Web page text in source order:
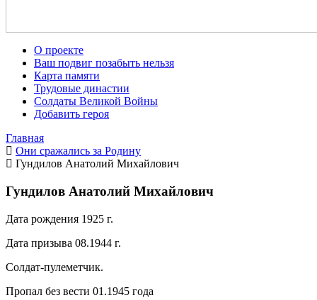
О проекте
Ваш подвиг позабыть нельзя
Карта памяти
Трудовые династии
Солдаты Великой Войны
Добавить героя
Главная
Они сражались за Родину
Гундилов Анатолий Михайлович
Гундилов Анатолий Михайлович
Дата рождения 1925 г.
Дата призыва 08.1944 г.
Солдат-пулеметчик.
Пропал без вести 01.1945 года